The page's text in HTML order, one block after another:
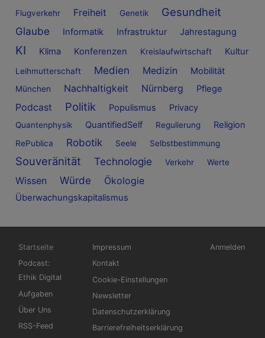
Flugverkehr Freiheit Genetik Gesundheit
Glaube Informatik Infrastruktur Jahrestagung
KI Klima Konferenzen Kreislaufwirtschaft Kultur
Leihmutterschaft Medien Medizin Mobilität
München Nachhaltigkeit Nürnberg Pflege
Podcast Politik Populismus Privacy
Quantenphysik QuantifiedSelf Regulierung Religion
RePublica Robotik Seele Selbstbestimmung
Souveränität Technologie Verkehr Werte
Wissen Würde Ökologie
Überwachungskapitalismus
Hauptnavigation
Startseite
Podcast:
Ethik Digital
Aufgaben
Über Uns
RSS-Feed
Fußbereichsmenü
Impressum
Kontakt
Cookie-Einstellungen
Newsletter
Datenschutzerklärung
Barrierefreiheitserklärung
Anmelden